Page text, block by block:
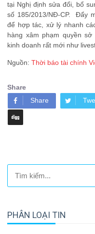
tại Nghị định sửa đổi, bổ
số 185/2013/NĐ-CP. Đẩy
để hợp tác, xử lý nhanh
hàng xâm phạm quyền
kinh doanh rất mới như
Nguồn: Thời báo tài chính
Share
Share
PHÂN LOẠI TIN